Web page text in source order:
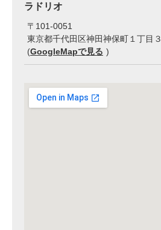
ラドリオ
〒 101-0051
東京都千代田区神田神保町１丁目３
(GoogleMapで見る )